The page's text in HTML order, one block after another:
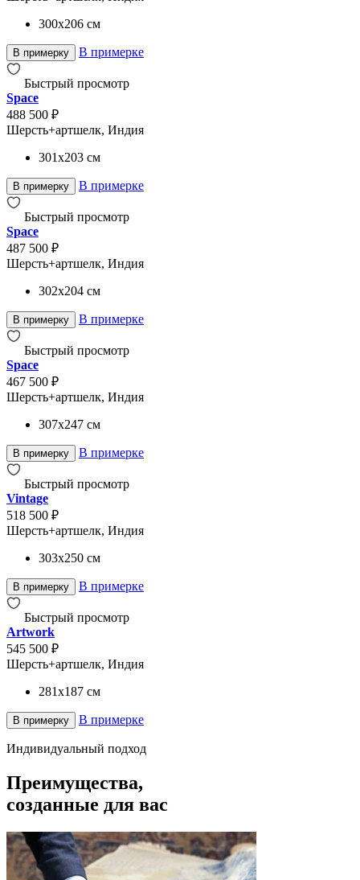
300x206 см
В примерку В примерке
Быстрый просмотр
Space
488 500 ₽
Шерсть+артшелк, Индия
301x203 см
В примерку В примерке
Быстрый просмотр
Space
487 500 ₽
Шерсть+артшелк, Индия
302x204 см
В примерку В примерке
Быстрый просмотр
Space
467 500 ₽
Шерсть+артшелк, Индия
307x247 см
В примерку В примерке
Быстрый просмотр
Vintage
518 500 ₽
Шерсть+артшелк, Индия
303x250 см
В примерку В примерке
Быстрый просмотр
Artwork
545 500 ₽
Шерсть+артшелк, Индия
281x187 см
В примерку В примерке
Индивидуальный подход
Преимущества,
созданные для вас